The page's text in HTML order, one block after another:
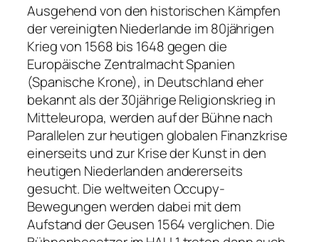
Ausgehend von den historischen Kämpfen
der vereinigten Niederlande im 80jährigen
Krieg von 1568 bis 1648 gegen die
Europäische Zentralmacht Spanien
(Spanische Krone), in Deutschland eher
bekannt als der 30jährige Religionskrieg in
Mitteleuropa, werden auf der Bühne nach
Parallelen zur heutigen globalen Finanzkrise
einerseits und zur Krise der Kunst in den
heutigen Niederlanden andererseits
gesucht. Die weltweiten Occupy-
Bewegungen werden dabei mit dem
Aufstand der Geusen 1564 verglichen. Die